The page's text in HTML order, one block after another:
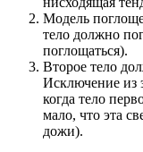
Модель
тело должно
поглощаться).
Второе тело
Исключение из
когда тело
мало, что эта
дожи).